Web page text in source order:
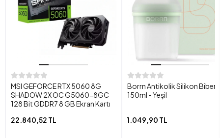
MSI GEFORCE RTX 5060 8G
SHADOW 2X OC G5060-8GC
128 Bit GDDR7 8 GB Ekran Kartı
22.840,52 TL
Borrn Antikolik Silikon
150ml - Yeşil
1.049,90 TL